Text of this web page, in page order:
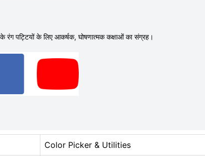
रंग पट्टियों के लिए आकर्षक, घोषणात्मक कक्षाओं का संग्रह।
Color Picker & Utilities